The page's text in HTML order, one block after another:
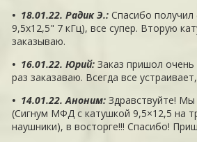
• 18.01.22. Радик Э.:Спасибо
9,5х12,5" 7 кГц), все супер. Вторую
заказываю.
• 16.01.22. Юрий:Заказ пришол
раз заказаваю. Всегда все
• 14.01.22. Аноним:Здравствуйте! Мы
(Сигнум МФД с катушкой 9,5×12,5 на
наушники), в восторге!!! Спасибо!